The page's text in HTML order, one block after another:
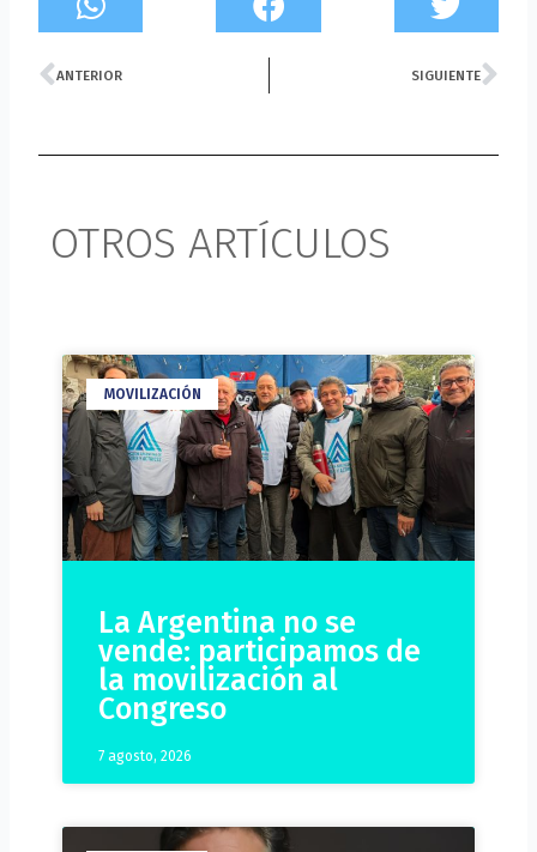
Prev
ANTERIOR SIGUIENTE
OTROS ARTÍCULOS
MOVILIZACIÓN
La Argentina no se
vende: participamos de
la movilización al
Congreso
7 agosto, 2026